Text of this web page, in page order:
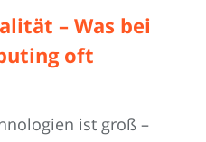
– Was bei
oft
ist groß –